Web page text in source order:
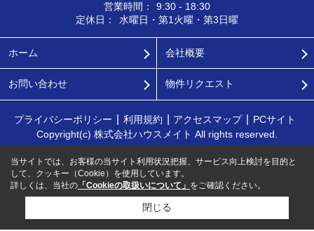
営業時間：
9:30 - 18:30
定休日：
水曜日・第1火曜・第3日曜
ホーム 会社概要
お問い合わせ 物件リクエスト
プライバシーポリシー 利用規約 アクセスマップ
PCサイト
Copyright(c) 株式会社ハウスメイト All rights reserved.
当サイトでは、お客様の当サイト利用状況把握、サービス向上検討を目的と
して、クッキー（Cookie）を使用しています。
詳しくは、当社の 「Cookieの取扱いについて」 をご確認ください。
閉じる